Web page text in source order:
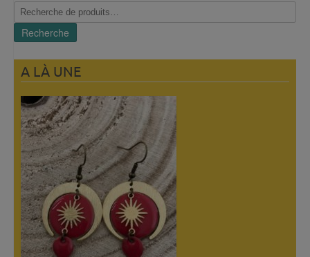
Recherche
pour :
Recherche
A LÀ UNE